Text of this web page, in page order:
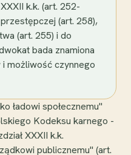
k.k. (art. 252-
(art. 258),
(art. 255) i do
bada znamiona
możliwość czynnego
ładowi społecznemu"
Kodeksu karnego -
XXXII k.k.
publicznemu" (art.